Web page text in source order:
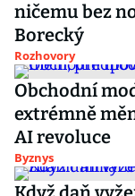
ničemu bez
Borecký
Rozhovory
Obchodní
extrémně
AI revoluce
Byznys